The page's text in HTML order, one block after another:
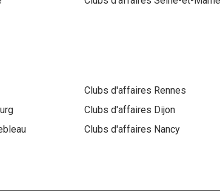
Clubs d'affaires Rennes
Clubs d'affaires Dijon
Clubs d'affaires Nancy